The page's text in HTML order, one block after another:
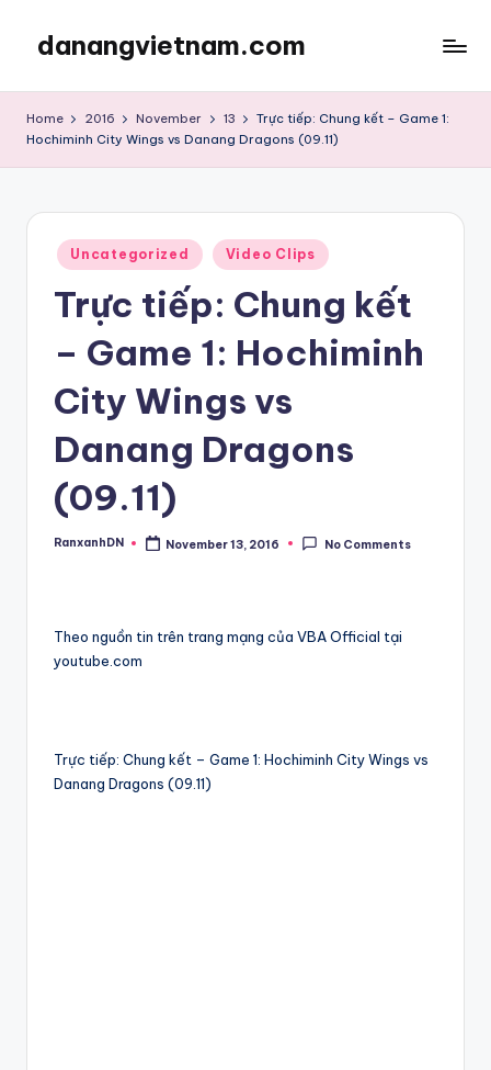
content
danangvietnam.com
My
Home 2016 November 13
Trực tiếp: Chung kết – Game 1:
Hochiminh City Wings vs Danang Dragons (09.11)
Posted
in
Uncategorized Video Clips
Trực tiếp: Chung kết
– Game 1: Hochiminh
City Wings vs
Danang Dragons
(09.11)
Posted
RanxanhDN November 13, 2016 No Comments
Theo nguồn tin trên trang mạng của VBA Official tại
youtube.com
Trực tiếp: Chung kết – Game 1: Hochiminh City Wings vs
Danang Dragons (09.11)